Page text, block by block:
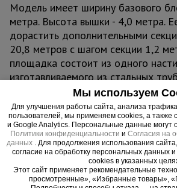
Модель имеет ширину базового
метра. Высота вышки - 4,0 метра.
дорастить дополнительными
20,8 метров с шагом секции 1,2
площадка состоит из одного
изготавливаемого из стальных
периметру, покрытых сверху
листом.
Отличает вышку строительную
250/2.0 изготовление из стальных
для большей долговечности и
химическим веществам покрыты
Мы используем
Для улучшения работы сайта, анализа
пользователей, мы применяем cookies, а также
и Google Analytics. Персональные данные могут
Политики конфиденциальности и Согласия на
данных . Для продолжения использования
согласие на обработку персональных данных
cookies в указанных
Этот сайт применяет рекомендательные
просмотренные», «Избранные товары»,